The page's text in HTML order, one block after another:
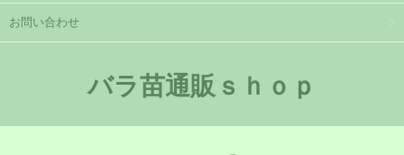
お問い合わせ
バラ苗通販ｓｈｏｐ